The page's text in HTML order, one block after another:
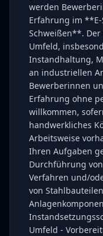
werden
Erfahrung im
Schweißen**.
Umfeld,
Instandhaltung,
an industriellen
Bewerberinnen
Erfahrung ohne
willkommen,
handwerkliches
Arbeitsweise
Ihren Aufgaben
Durchführung
Verfahren und/
von
Umfeld -